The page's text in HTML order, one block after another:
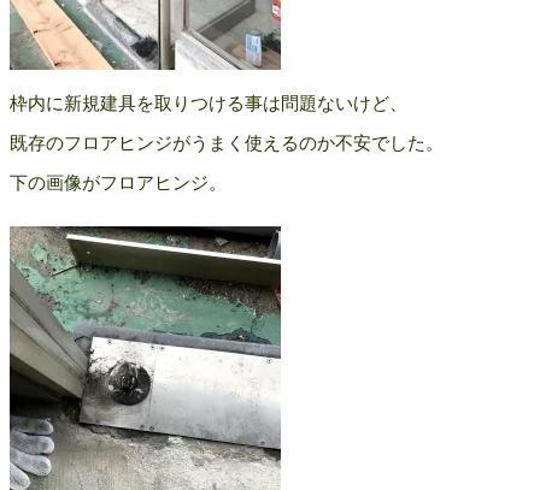
枠内に新規建具を取りつける事は問題ないけど、
既存のフロアヒンジがうまく使えるのか不安でした。
下の画像がフロアヒンジ。